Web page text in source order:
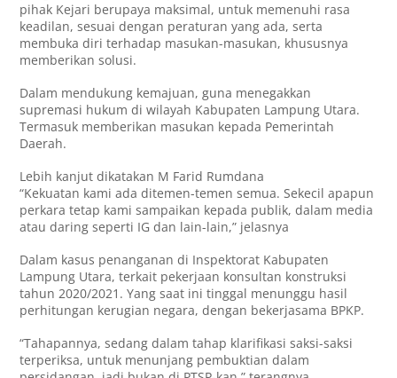
pihak Kejari berupaya maksimal, untuk memenuhi rasa
keadilan, sesuai dengan peraturan yang ada, serta
membuka diri terhadap masukan-masukan, khususnya
memberikan solusi.
Dalam mendukung kemajuan, guna menegakkan
supremasi hukum di wilayah Kabupaten Lampung Utara.
Termasuk memberikan masukan kepada Pemerintah
Daerah.
Lebih kanjut dikatakan M Farid Rumdana
“Kekuatan kami ada ditemen-temen semua. Sekecil apapun
perkara tetap kami sampaikan kepada publik, dalam media
atau daring seperti IG dan lain-lain,” jelasnya
Dalam kasus penanganan di Inspektorat Kabupaten
Lampung Utara, terkait pekerjaan konsultan konstruksi
tahun 2020/2021. Yang saat ini tinggal menunggu hasil
perhitungan kerugian negara, dengan bekerjasama BPKP.
“Tahapannya, sedang dalam tahap klarifikasi saksi-saksi
terperiksa, untuk menunjang pembuktian dalam